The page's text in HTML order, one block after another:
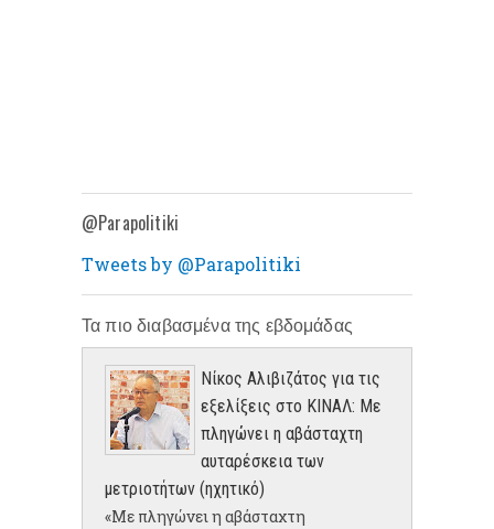
@Parapolitiki
Tweets by @Parapolitiki
Τα πιο διαβασμένα της εβδομάδας
Νίκος Αλιβιζάτος για τις
εξελίξεις στο ΚΙΝΑΛ: Με
πληγώνει η αβάσταχτη
αυταρέσκεια των
μετριοτήτων (ηχητικό)
«Με πληγώνει η αβάσταχτη